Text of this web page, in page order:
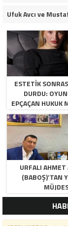
ESTETIK
DURDU:
EPÇAÇAN HUKUK
URFALI AHMET
(BABOŞ)’TAN